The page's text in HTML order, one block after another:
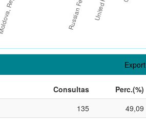
Export
Consultas
Perc.(%)
135
49,09